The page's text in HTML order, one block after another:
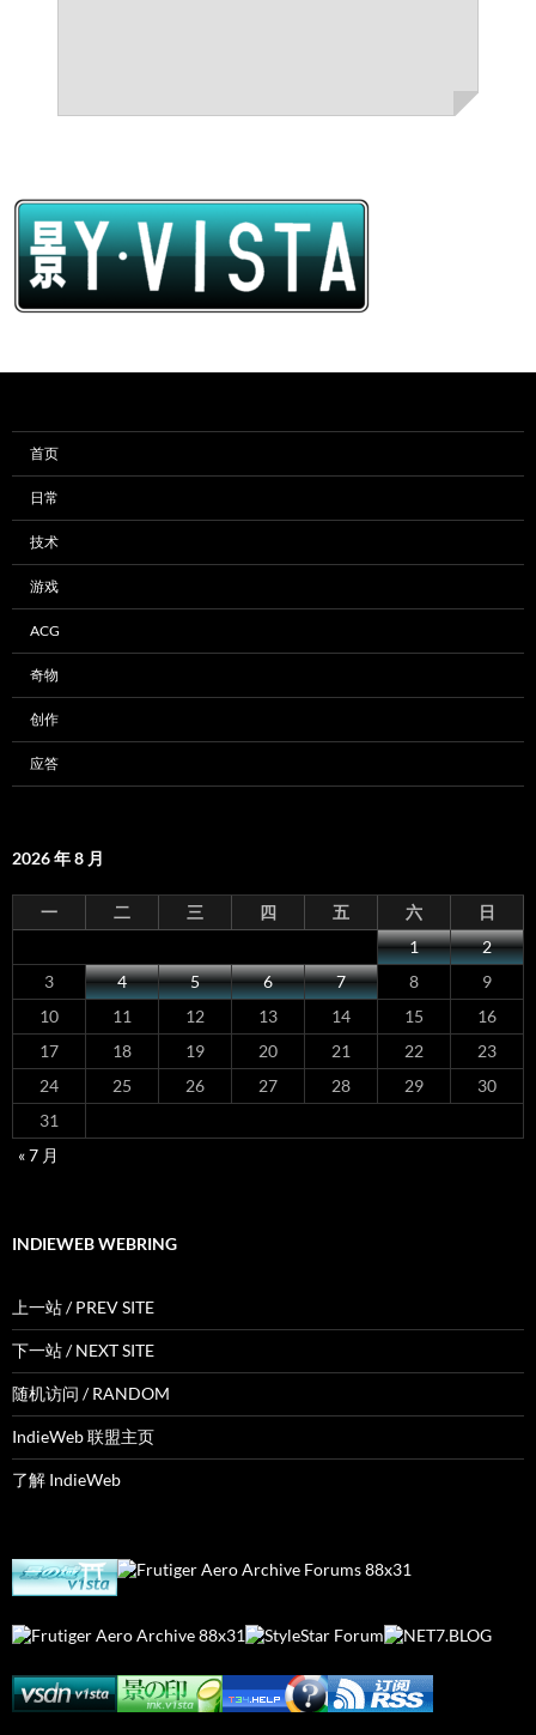
首页
日常
技术
游戏
ACG
奇物
创作
应答
2026 年 8 月
一 二 三 四 五 六
日
1
2
3
4 5 6 7 8
9
10
11 12 13 14 15
16
17
18 19 20 21 22
23
24
25 26 27 28 29
30
31
« 7 月
INDIEWEB WEBRING
上一站 / PREV SITE
下一站 / NEXT SITE
随机访问 / RANDOM
IndieWeb 联盟主页
了解 IndieWeb